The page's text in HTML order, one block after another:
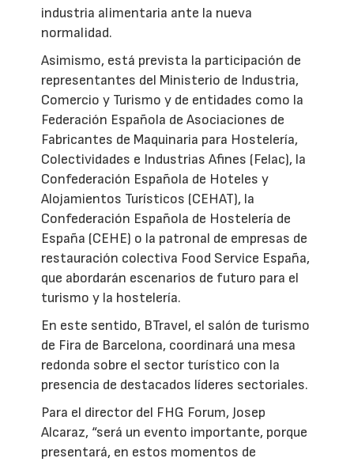
industria alimentaria ante la nueva
normalidad.
Asimismo, está prevista la participación de
representantes del Ministerio de Industria,
Comercio y Turismo y de entidades como la
Federación Española de Asociaciones de
Fabricantes de Maquinaria para Hostelería,
Colectividades e Industrias Afines (Felac), la
Confederación Española de Hoteles y
Alojamientos Turísticos (CEHAT), la
Confederación Española de Hostelería de
España (CEHE) o la patronal de empresas de
restauración colectiva Food Service España,
que abordarán escenarios de futuro para el
turismo y la hostelería.
En este sentido, BTravel, el salón de turismo
de Fira de Barcelona, coordinará una mesa
redonda sobre el sector turístico con la
presencia de destacados líderes sectoriales.
Para el director del FHG Forum, Josep
Alcaraz, “será un evento importante, porque
presentará, en estos momentos de